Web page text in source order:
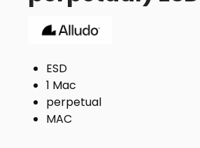
ESD
1 Mac
perpetual
MAC